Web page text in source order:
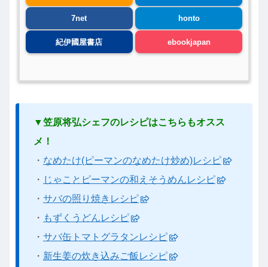
7net honto
紀伊國屋書店 ebookjapan
▼笠原将弘シェフのレシピはこちらもオスス
メ！
・ なめたけ(ピーマンのなめたけ炒め)レシピ
・ じゃことピーマンの和えそうめんレシピ
・ サバの照り焼きレシピ
・ もずくうどんレシピ
・ サバ缶トマトグラタンレシピ
・ 新生姜の炊き込みご飯レシピ